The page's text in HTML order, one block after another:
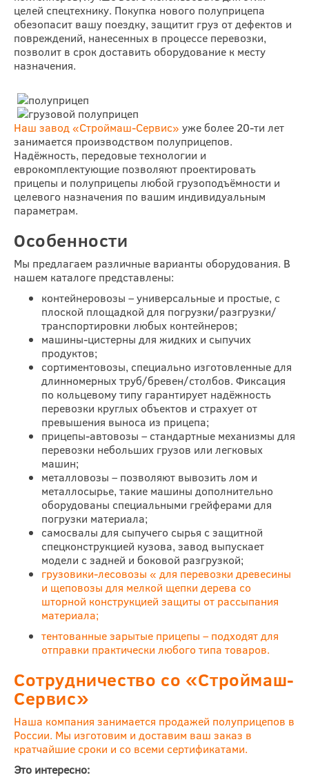
целей спецтехнику. Покупка нового полуприцепа
обезопасит вашу поездку, защитит груз от дефектов и
повреждений, нанесенных в процессе перевозки,
позволит в срок доставить оборудование к месту
назначения.
Наш завод «Строймаш-Сервис» уже более 20-ти лет
занимается производством полуприцепов.
Надёжность, передовые технологии и
еврокомплектующие позволяют проектировать
прицепы и полуприцепы любой грузоподъёмности и
целевого назначения по вашим индивидуальным
параметрам.
Особенности
Мы предлагаем различные варианты оборудования. В
нашем каталоге представлены:
контейнеровозы – универсальные и простые, с
плоской площадкой для погрузки/разгрузки/
транспортировки любых контейнеров;
машины-цистерны для жидких и сыпучих
продуктов;
сортиментовозы, специально изготовленные для
длинномерных труб/бревен/столбов. Фиксация
по кольцевому типу гарантирует надёжность
перевозки круглых объектов и страхует от
превышения выноса из прицепа;
прицепы-автовозы – стандартные механизмы для
перевозки небольших грузов или легковых
машин;
металловозы – позволяют вывозить лом и
металлосырье, такие машины дополнительно
оборудованы специальными грейферами для
погрузки материала;
самосвалы для сыпучего сырья с защитной
спецконструкцией кузова, завод выпускает
модели с задней и боковой разгрузкой;
грузовики-лесовозы « для перевозки древесины
и щеповозы для мелкой щепки дерева со
шторной конструкцией защиты от рассыпания
материала;
тентованные зарытые прицепы – подходят для
отправки практически любого типа товаров.
Сотрудничество со «Строймаш-
Сервис»
Наша компания занимается продажей полуприцепов в
России. Мы изготовим и доставим ваш заказ в
кратчайшие сроки и со всеми сертификатами.
Это интересно: